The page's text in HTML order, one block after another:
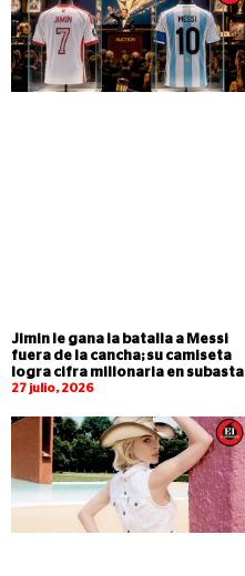
Jimin le gana la batalla a Messi
fuera de la cancha; su camiseta
logra cifra millonaria en subasta
27 julio, 2026